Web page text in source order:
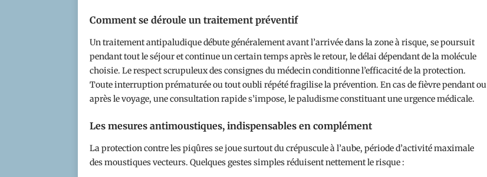
Comment se déroule un traitement préventif
Un traitement antipaludique débute généralement avant l’arrivée dans la zone à risque, se poursuit
pendant tout le séjour et continue un certain temps après le retour, le délai dépendant de la molécule
choisie. Le respect scrupuleux des consignes du médecin conditionne l’efficacité de la protection.
Toute interruption prématurée ou tout oubli répété fragilise la prévention. En cas de fièvre pendant ou
après le voyage, une consultation rapide s’impose, le paludisme constituant une urgence médicale.
Les mesures antimoustiques, indispensables en complément
La protection contre les piqûres se joue surtout du crépuscule à l’aube, période d’activité maximale
des moustiques vecteurs. Quelques gestes simples réduisent nettement le risque :